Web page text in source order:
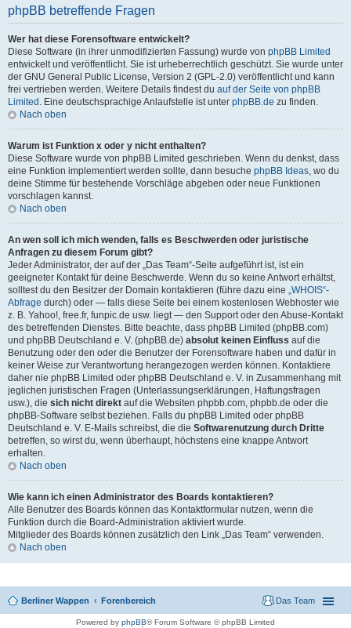
phpBB betreffende Fragen
Wer hat diese Forensoftware entwickelt?
Diese Software (in ihrer unmodifizierten Fassung) wurde von phpBB Limited
entwickelt und veröffentlicht. Sie ist urheberrechtlich geschützt. Sie wurde unter
der GNU General Public License, Version 2 (GPL-2.0) veröffentlicht und kann
frei vertrieben werden. Weitere Details findest du auf der Seite von phpBB
Limited . Eine deutschsprachige Anlaufstelle ist unter phpBB.de zu finden.
Nach oben
Warum ist Funktion x oder y nicht enthalten?
Diese Software wurde von phpBB Limited geschrieben. Wenn du denkst, dass
eine Funktion implementiert werden sollte, dann besuche phpBB Ideas, wo du
deine Stimme für bestehende Vorschläge abgeben oder neue Funktionen
vorschlagen kannst.
Nach oben
An wen soll ich mich wenden, falls es Beschwerden oder juristische
Anfragen zu diesem Forum gibt?
Jeder Administrator, der auf der „Das Team“-Seite aufgeführt ist, ist ein
geeigneter Kontakt für deine Beschwerde. Wenn du so keine Antwort erhältst,
solltest du den Besitzer der Domain kontaktieren (führe dazu eine „WHOIS“-
Abfrage durch) oder — falls diese Seite bei einem kostenlosen Webhoster wie
z. B. Yahoo!, free.fr, funpic.de usw. liegt — den Support oder den Abuse-Kontakt
des betreffenden Dienstes. Bitte beachte, dass phpBB Limited (phpBB.com)
und phpBB Deutschland e. V. (phpBB.de) absolut keinen Einfluss auf die
Benutzung oder den oder die Benutzer der Forensoftware haben und dafür in
keiner Weise zur Verantwortung herangezogen werden können. Kontaktiere
daher nie phpBB Limited oder phpBB Deutschland e. V. in Zusammenhang mit
jeglichen juristischen Fragen (Unterlassungserklärungen, Haftungsfragen
usw.), die sich nicht direkt auf die Websiten phpbb.com, phpbb.de oder die
phpBB-Software selbst beziehen. Falls du phpBB Limited oder phpBB
Deutschland e. V. E-Mails schreibst, die die Softwarenutzung durch Dritte
betreffen, so wirst du, wenn überhaupt, höchstens eine knappe Antwort
erhalten.
Nach oben
Wie kann ich einen Administrator des Boards kontaktieren?
Alle Benutzer des Boards können das Kontaktformular nutzen, wenn die
Funktion durch die Board-Administration aktiviert wurde.
Mitglieder des Boards können zusätzlich den Link „Das Team“ verwenden.
Nach oben
Berliner Wappen Forenbereich Das Team
Powered by phpBB® Forum Software © phpBB Limited